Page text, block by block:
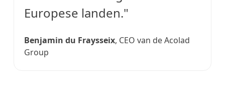
Europese landen."
Benjamin du Fraysseix, CEO van de Acolad
Group